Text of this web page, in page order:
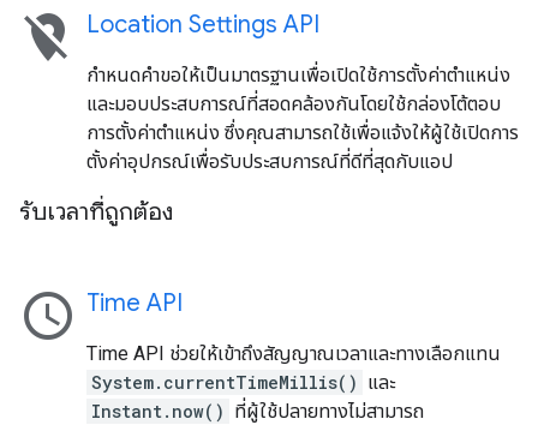
location_off Location Settings API
กำหนดคำขอให้เป็นมาตรฐานเพื่อเปิดใช้การตั้งค่าตำแหน่ง
และมอบประสบการณ์ที่สอดคล้องกันโดยใช้กล่องโต้ตอบ
การตั้งค่าตำแหน่ง ซึ่งคุณสามารถใช้เพื่อแจ้งให้ผู้ใช้เปิดการ
ตั้งค่าอุปกรณ์เพื่อรับประสบการณ์ที่ดีที่สุดกับแอป
รับเวลาที่ถูกต้อง
schedule Time API
Time API ช่วยให้เข้าถึงสัญญาณเวลาและทางเลือกแทน
System.currentTimeMillis() และ
Instant.now() ที่ผู้ใช้ปลายทางไม่สามารถ